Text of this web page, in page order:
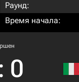
Раунд:
Время начала:
: 0